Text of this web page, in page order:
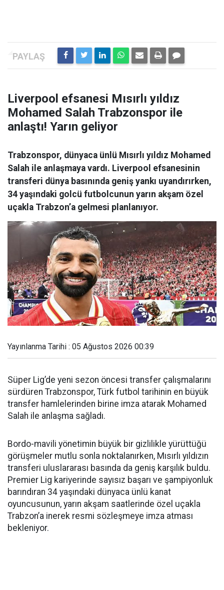
Liverpool efsanesi Mısırlı yıldız
Mohamed Salah Trabzonspor ile
anlaştı! Yarın geliyor
Trabzonspor, dünyaca ünlü Mısırlı yıldız Mohamed
Salah ile anlaşmaya vardı. Liverpool efsanesinin
transferi dünya basınında geniş yankı uyandırırken,
34 yaşındaki golcü futbolcunun yarın akşam özel
uçakla Trabzon’a gelmesi planlanıyor.
Yayınlanma Tarihi : 05 Ağustos 2026 00:39
Süper Lig’de yeni sezon öncesi transfer çalışmalarını
sürdüren Trabzonspor, Türk futbol tarihinin en büyük
transfer hamlelerinden birine imza atarak Mohamed
Salah ile anlaşma sağladı.
Bordo-mavili yönetimin büyük bir gizlilikle yürüttüğü
görüşmeler mutlu sonla noktalanırken, Mısırlı yıldızın
transferi uluslararası basında da geniş karşılık buldu.
Premier Lig kariyerinde sayısız başarı ve şampiyonluk
barındıran 34 yaşındaki dünyaca ünlü kanat
oyuncusunun, yarın akşam saatlerinde özel uçakla
Trabzon’a inerek resmi sözleşmeye imza atması
bekleniyor.